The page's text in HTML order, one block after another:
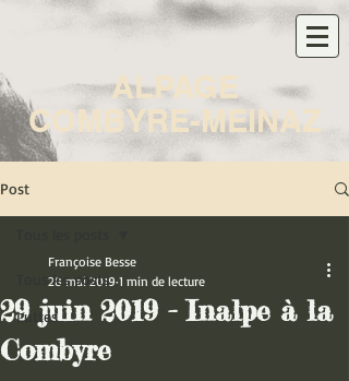
ALPAGE
COMBYRE-MEINAZ
Post
Tous les posts
Luttes
29 juin 2019 - Inalpe à la
Combyre
Françoise Besse
28 mai 2019 1 min de lecture